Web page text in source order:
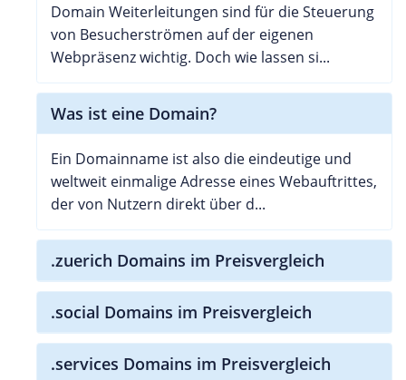
Domain Weiterleitungen sind für die Steuerung
von Besucherströmen auf der eigenen
Webpräsenz wichtig. Doch wie lassen si...
Was ist eine Domain?
Ein Domainname ist also die eindeutige und
weltweit einmalige Adresse eines Webauftrittes,
der von Nutzern direkt über d...
.zuerich Domains im Preisvergleich
.social Domains im Preisvergleich
.services Domains im Preisvergleich